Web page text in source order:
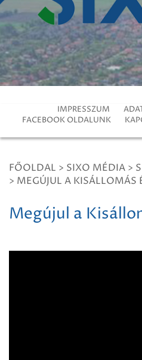
IMPRESSZUM
FACEBOOK OLDALUNK
FŐOLDAL > SIXO MÉDIA >
> MEGÚJUL A KISÁLLOMÁS
Megújul a